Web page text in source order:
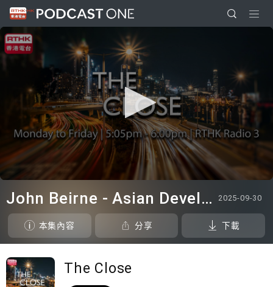
seconds
of
seconds
John Beirne - Asian Development Bank 2025-09-30
本集內容 分享 下載
The Close